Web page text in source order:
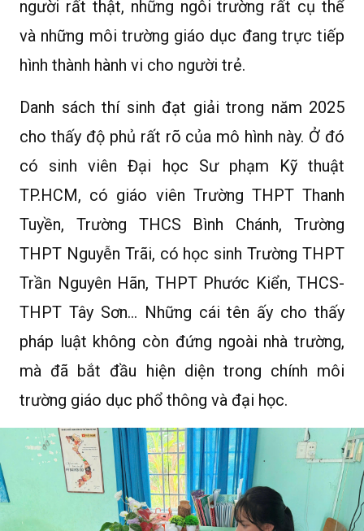
người rất thật, những ngôi trường rất cụ thể
và những môi trường giáo dục đang trực tiếp
hình thành hành vi cho người trẻ.
Danh sách thí sinh đạt giải trong năm 2025
cho thấy độ phủ rất rõ của mô hình này. Ở đó
có sinh viên Đại học Sư phạm Kỹ thuật
TP.HCM, có giáo viên Trường THPT Thanh
Tuyền, Trường THCS Bình Chánh, Trường
THPT Nguyễn Trãi, có học sinh Trường THPT
Trần Nguyên Hãn, THPT Phước Kiển, THCS-
THPT Tây Sơn… Những cái tên ấy cho thấy
pháp luật không còn đứng ngoài nhà trường,
mà đã bắt đầu hiện diện trong chính môi
trường giáo dục phổ thông và đại học.